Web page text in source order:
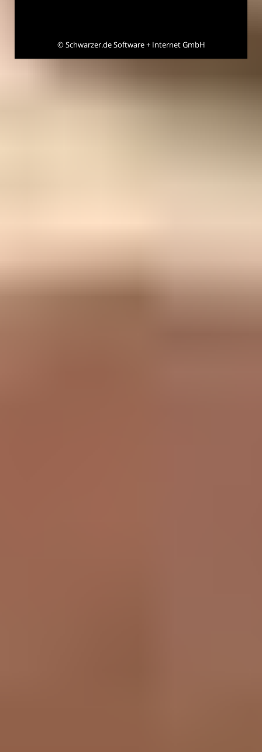
©Schwarzer.de Software + Internet GmbH